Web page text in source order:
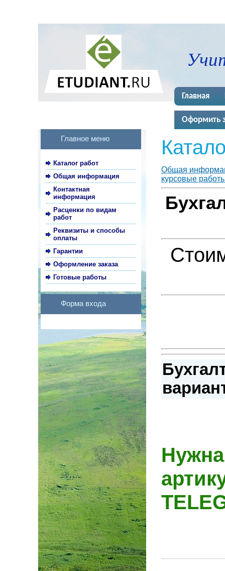
Главная
Оформить
Главное меню
Каталог работ
Общая информация
Контактная
информация
Расценки по видам
работ
Реквизиты и способы
оплаты
Гарантии
Оформление заказа
Готовые работы
Форма входа
Общая
курсовые